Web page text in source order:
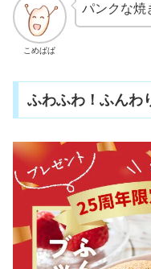
こめぱぱ
パンクな焼
ふわふわ！ふんわ